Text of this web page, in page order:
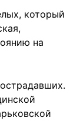
который
на